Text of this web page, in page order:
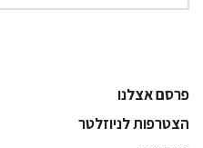
פרסם אצלנו
הצטרפות לניוזלטר